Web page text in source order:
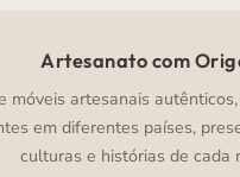
Artesanato com
móveis artesanais
em diferentes países,
culturas e histórias de cada